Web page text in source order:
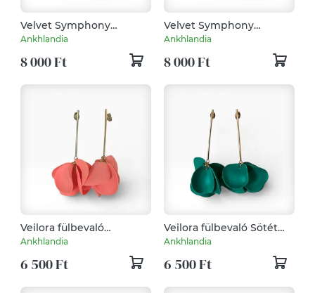
Velvet Symphony
fülbevaló Indián Piros
Ankhlandia
8 000 Ft
Velvet Symphony
fülbevaló Pasztell Vanília
Ankhlandia
8 000 Ft
Veilora fülbevaló
Grapefruit
Ankhlandia
6 500 Ft
Veilora fülbevaló Sötét
Zöld
Ankhlandia
6 500 Ft